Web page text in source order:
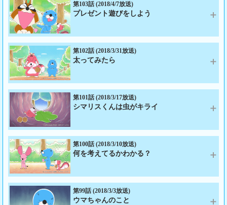
あらすじ：アライグマくんが考えた「プレゼント遊び」は、森中で流行っ
ていた。みんなプレゼントを持って、渡す相手を探している。嬉しそうな
アライグマくんだが、クズリくんは困り顔。スナドリネコさんまで、アラ
イグマくんを見たとたん逃げてしまう。せっかく楽しい遊びなのに、なん
で？悩むアライグマくんの所に、険しい顔をしたクズリくんのおとうさん
がやってきた。
出演：ぼのぼの、シマリスくん、アライグマくん、フェネギーくん、クズ
リくん、アナグマくん、クズリくんのおとうさん、他
第103話 (2018/4/7放送)
プレゼント遊びをしよう
あらすじ：アライグマくんが新しい遊びを考えた。まずプレゼントを用意
して、誰かに渡すのだ。渡された誰かはそのプレゼントをまた誰かに渡
す。そしてその誰かも、また別の誰かに渡す。それをずっと繰り返して、
プレゼントがどこまでたどりつくか見守る遊びなのだ！ぼのぼのとシマリ
第102話 (2018/3/31放送)
太ってみたら
第101話 (2018/3/17放送)
シマリスくんは虫がキライ
第100話 (2018/3/10放送)
何を考えてるかわかる？
第99話 (2018/3/3放送)
ウマちゃんのこと